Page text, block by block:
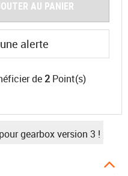
AU PANIER
alerte
de 2 Point(s)
gearbox version 3 !